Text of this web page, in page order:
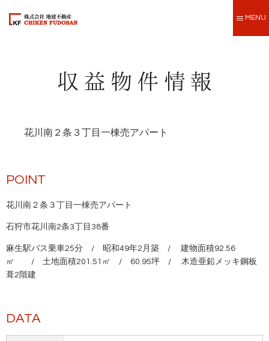
MENU
花川南２条３丁目一棟売アパート
POINT
花川南２条３丁目一棟売アパート
石狩市花川南2条3丁目38番
麻生駅バス乗車25分 / 昭和49年2月築 / 建物面積92.56
㎡ / 土地面積201.51㎡ / 60.95坪 / 木造亜鉛メッキ鋼板
葺2階建
DATA